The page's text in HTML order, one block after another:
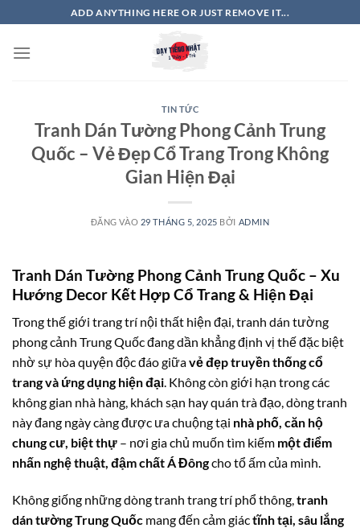
qua
nội
ADD ANYTHING HERE OR JUST REMOVE IT...
TIN TỨC
Tranh Dán Tường Phong Cảnh Trung
Quốc – Vẻ Đẹp Cổ Trang Trong Không
Gian Hiện Đại
ĐĂNG VÀO 29 THÁNG 5, 2025 BỞI ADMIN
Tranh Dán Tường Phong Cảnh Trung Quốc – Xu
Hướng Decor Kết Hợp Cổ Trang & Hiện Đại
Trong thế giới trang trí nội thất hiện đại,tranh dán tường
phong cảnh Trung Quốcđang dần khẳng định vị thế đặc biệt
nhờ sự hòa quyện độc đáo giữavẻ đẹp truyền thống cổ
trang và ứng dụng hiện đại. Không còn giới hạn trong các
không gian nhà hàng, khách sạn hay quán trà đạo, dòng tranh
này đang ngày càng được ưa chuộng tại nhà phố, căn hộ
chung cư, biệt thự – nơi gia chủ muốn tìm kiếm một điểm
nhấn nghệ thuật, đậm chất Á Đôngcho tổ ấm của mình.
Không giống những dòng tranh trang trí phổ thông,tranh
dán tường Trung Quốc mang đến cảm giáctĩnh tại, sâu lắng